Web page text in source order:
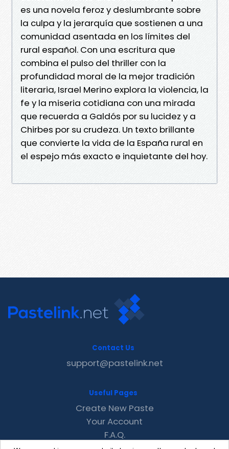
es una novela feroz y deslumbrante sobre
la culpa y la jerarquía que sostienen a una
comunidad asentada en los límites del
rural español. Con una escritura que
combina el pulso del thriller con la
profundidad moral de la mejor tradición
literaria, Israel Merino explora la violencia, la
fe y la miseria cotidiana con una mirada
que recuerda a Galdós por su lucidez y a
Chirbes por su crudeza. Un texto brillante
que convierte la vida de la España rural en
el espejo más exacto e inquietante del hoy.
Contact Us
support@pastelink.net
Useful Pages
Create New Paste
Your Account
F.A.Q.